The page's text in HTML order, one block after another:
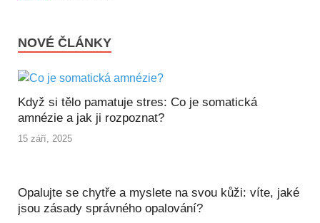
NOVÉ ČLÁNKY
Když si tělo pamatuje stres: Co je somatická
amnézie a jak ji rozpoznat?
15 září, 2025
Opalujte se chytře a myslete na svou kůži: víte, jaké
jsou zásady správného opalování?